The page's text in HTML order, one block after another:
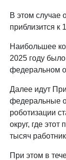
В этом случае
приблизится к
Наибольшее
2025 году
федеральном
Далее идут
федеральные
роботизации
округ, где этот
тысяч
При этом в